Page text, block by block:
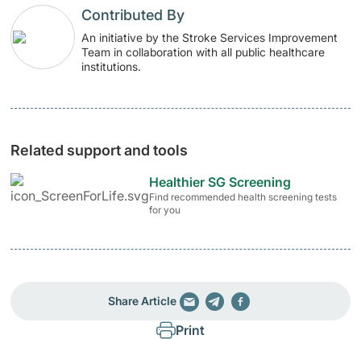
Contributed By
An initiative by the Stroke Services Improvement
Team in collaboration with all public healthcare
institutions.
Related support and tools
Healthier SG Screening
Find recommended health screening tests
for you
Share Article
Print